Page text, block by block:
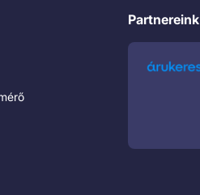
Partnereink